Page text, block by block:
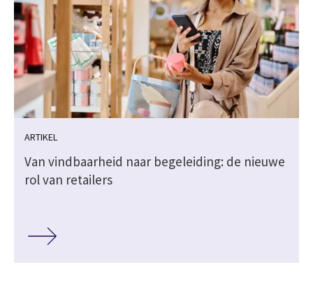
ARTIKEL
Van vindbaarheid naar begeleiding: de nieuwe
rol van retailers